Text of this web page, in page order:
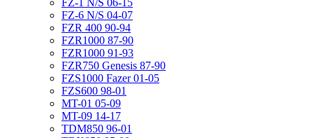
FZ-1 N/S 06-15
FZ-6 N/S 04-07
FZR 400 90-94
FZR1000 87-90
FZR1000 91-93
FZR750 Genesis 87-90
FZS1000 Fazer 01-05
FZS600 98-01
MT-01 05-09
MT-09 14-17
TDM850 96-01